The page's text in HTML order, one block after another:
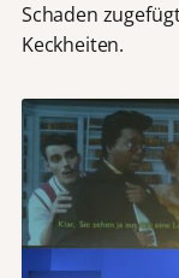
Schaden
Keckheiten.